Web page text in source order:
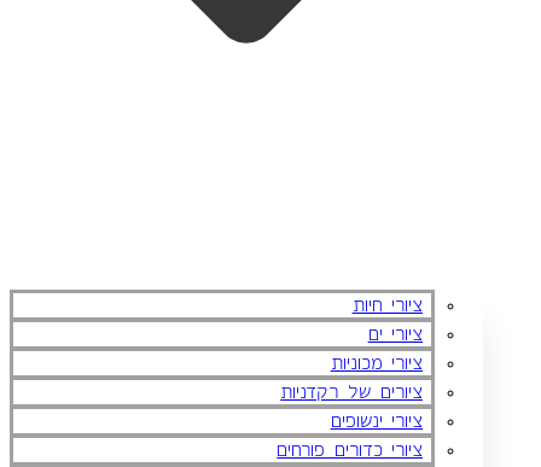
ציורי חיות
ציורי ים
ציורי מכוניות
ציורים של רקדניות
ציורי ינשופים
ציורי כדורים פורחים